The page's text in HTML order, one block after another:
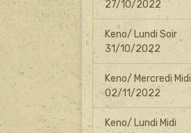
27/10/2022
Keno/ Lundi Soir
31/10/2022
Keno/ Mercredi Midi
02/11/2022
Keno/ Lundi Midi